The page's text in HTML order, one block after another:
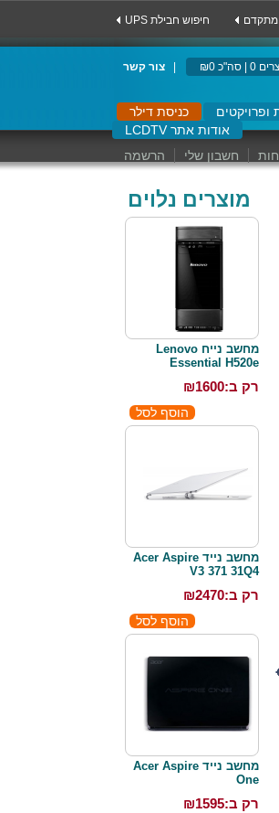
מתקדם UPS חיפוש חבילת
צור קשר | סה"כ ₪0
כניסת דילר
LCDTV אודות אתר
הרשמה
חשבון שלי
מוצרים נלוים
מחשב נייח Lenovo
Essential H520e
רק ב:₪1600
מחשב נייד Acer Aspire
V3 371 31Q4
רק ב:₪2470
מחשב נייד Acer Aspire
One
רק ב:₪1595